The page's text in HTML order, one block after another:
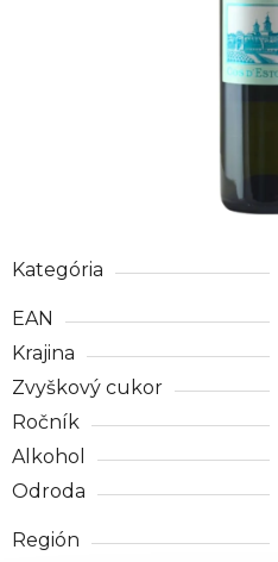
Kategória
EAN
Krajina
Zvyškový cukor
Ročník
Alkohol
Odroda
Región